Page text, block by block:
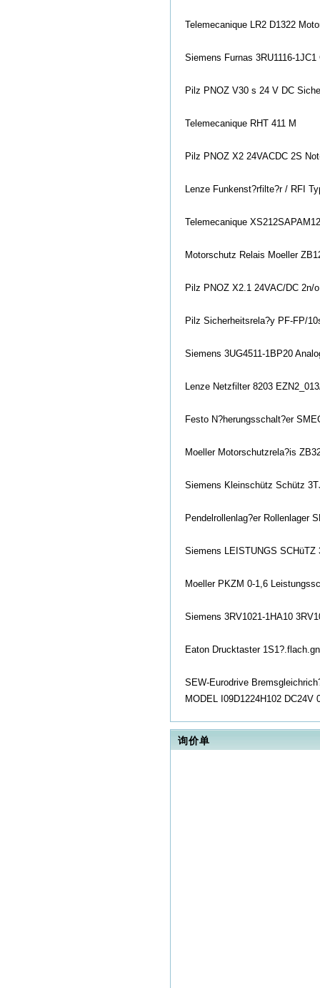
Telemecanique LR2 D1322
Siemens Furnas 3RU1116-
Pilz PNOZ V30 s 24 V DC
Telemecanique RHT 411 M
Pilz PNOZ X2 24VACDC 2S
Lenze Funkenst?rfilte?r / RFI
Telemecanique
Motorschutz Relais Moeller
Pilz PNOZ X2.1 24VAC/DC 2n/o
Pilz Sicherheitsrela?y PF-FP/
Siemens 3UG4511-1BP20
Lenze Netzfilter 8203
Festo N?herungsschalt?er
Moeller Motorschutzrela?is
Siemens Kleinschütz Schütz
Pendelrollenlag?er Rollenlager
Siemens LEISTUNGS SCHüTZ
Moeller PKZM 0-1,6
Siemens 3RV1021-1HA10
Eaton Drucktaster
SEW-Eurodrive
MODEL I09D1224H102 DC24V
询价单